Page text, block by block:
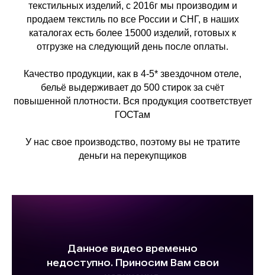
текстильных изделий, c 2016г мы производим и
продаем текстиль по все России и СНГ, в наших
каталогах есть более 15000 изделий, готовых к
отгрузке на следующий день после оплаты.
Качество продукции, как в 4-5* звездочном отеле,
бельё выдерживает до 500 стирок за счёт
повышенной плотности. Вся продукция соответствует
ГОСТам
У нас свое производство, поэтому вы не тратите
деньги на перекупщиков